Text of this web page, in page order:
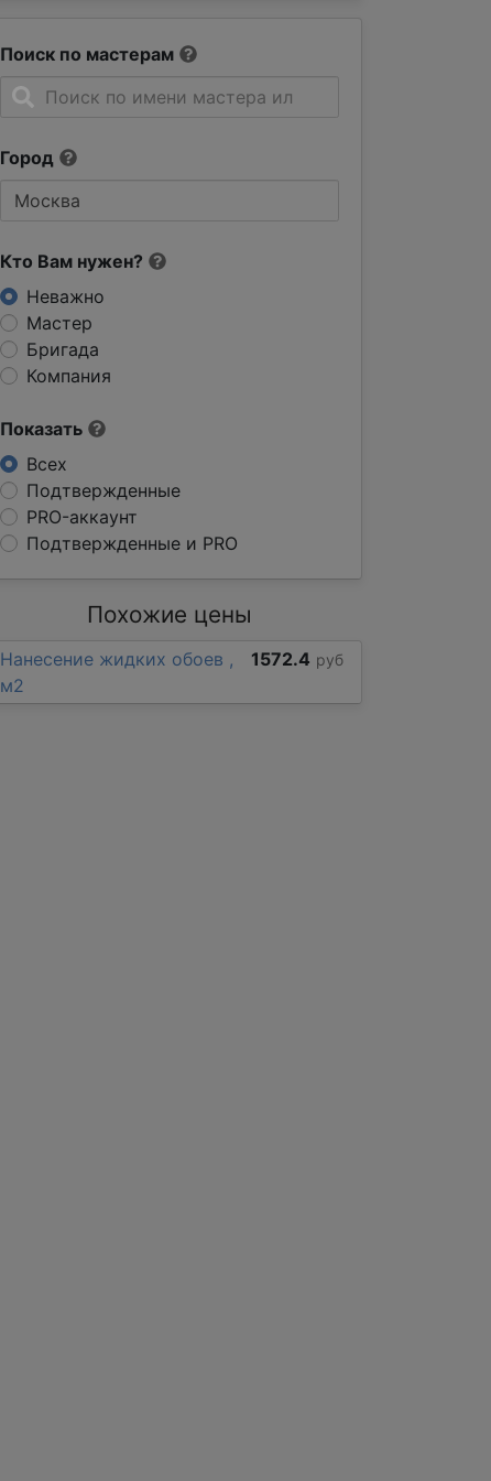
Поиск по мастерам
Город
Кто Вам нужен?
Неважно
Мастер
Бригада
Компания
Показать
Всех
Подтвержденные
PRO-аккаунт
Подтвержденные и PRO
Похожие цены
Нанесение жидких обоев ,
м2
1572.4 руб